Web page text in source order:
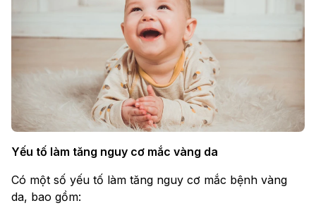
Yếu tố làm tăng nguy cơ mắc vàng da
Có một số yếu tố làm tăng nguy cơ mắc bệnh vàng
da, bao gồm: